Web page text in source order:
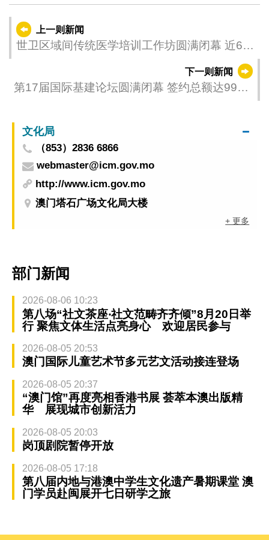
上一则新闻
世卫区域间传统医学培训工作坊圆满闭幕 近60
下一则新闻
第17届国际基建论坛圆满闭幕 签约总额达99亿
机
文化局
（853）2836 6866
webmaster@icm.gov.mo
http://www.icm.gov.mo
澳门塔石广场文化局大楼
+ 更多
部门新闻
2026-08-06 10:23
第八场“社文茶座‧社文范畴齐齐倾”8月20日举
行 聚焦文体生活点亮身心 欢迎居民参与
2026-08-05 20:53
澳门国际儿童艺术节多元艺文活动接连登场
2026-08-05 20:37
“澳门馆”再度亮相香港书展 荟萃本澳出版精
华 展现城市创新活力
2026-08-05 20:03
岗顶剧院暂停开放
2026-08-05 17:18
第八届内地与港澳中学生文化遗产暑期课堂 澳
门学员赴闽展开七日研学之旅